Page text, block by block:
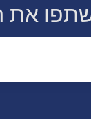
את